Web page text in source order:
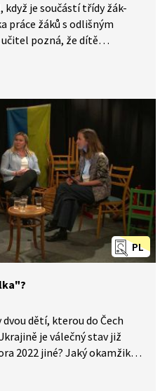
když je součástí třídy žák-
práce žáků s odlišným
pozná, že dítě
o.p.s. Kristýna Titěrová.
seriálu Ochránce.
PL
dětí, kterou do Čech
je válečný stav již
2022 jiné? Jaký okamžik